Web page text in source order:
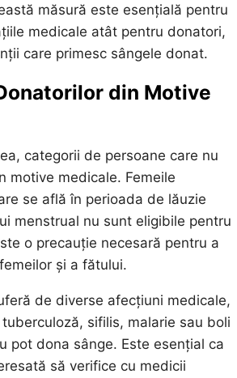
măsură este esențială pentru
medicale atât pentru donatori,
care primesc sângele donat.
din Motive
categorii de persoane care nu
motive medicale. Femeile
se află în perioada de lăuzie
menstrual nu sunt eligibile pentru
o precauție necesară pentru a
și a fătului.
de diverse afecțiuni medicale,
sifilis, malarie sau boli
pot dona sânge. Este esențial ca
să verifice cu medicii